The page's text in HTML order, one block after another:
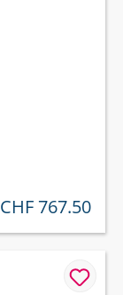
regulärer preis:
CHF 767.50